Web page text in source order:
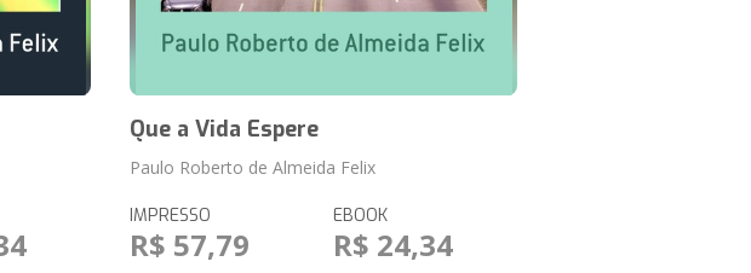
Que a Vida Espere
Paulo Roberto de Almeida Felix
IMPRESSO
R$ 57,79
EBOOK
R$ 24,34